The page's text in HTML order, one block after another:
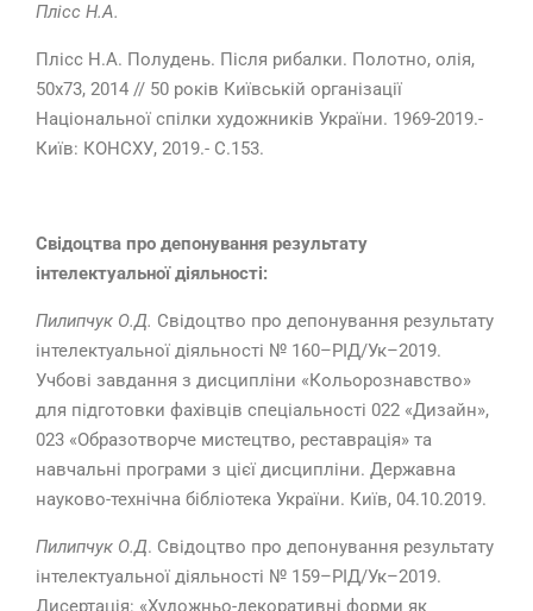
Плісс Н.А.
Плісс Н.А. Полудень. Після рибалки. Полотно, олія,
50х73, 2014 // 50 років Київській організації
Національної спілки художників України. 1969-2019.-
Київ: КОНСХУ, 2019.- С.153.
Свідоцтва про депонування результату
інтелектуальної діяльності:
Пилипчук О.Д. Свідоцтво про депонування результату
інтелектуальної діяльності № 160–РІД/Ук–2019.
Учбові завдання з дисципліни «Кольорознавство»
для підготовки фахівців спеціальності 022 «Дизайн»,
023 «Образотворче мистецтво, реставрація» та
навчальні програми з цієї дисципліни. Державна
науково-технічна бібліотека України. Київ, 04.10.2019.
Пилипчук О.Д. Свідоцтво про депонування результату
інтелектуальної діяльності № 159–РІД/Ук–2019.